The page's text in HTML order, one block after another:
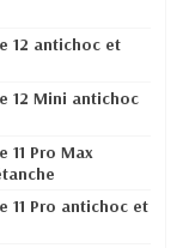
12 antichoc et
12 Mini antichoc
11 Pro Max
11 Pro antichoc et